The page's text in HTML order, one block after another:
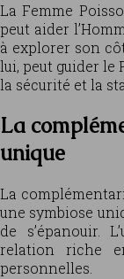
La Femme
peut aider
à explorer son
lui, peut guider le
la sécurité et la
La
unique
La
une symbiose
de s’épanouir.
relation riche
personnelles.